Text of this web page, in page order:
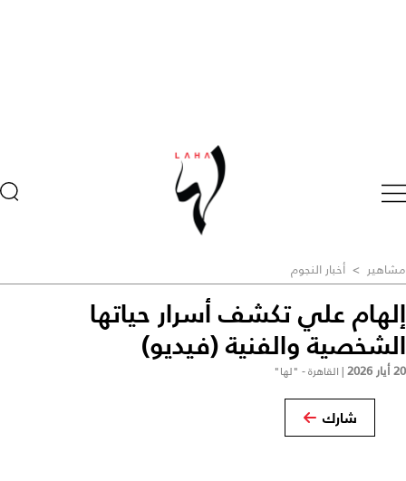
مشاهير > أخبار النجوم
إلهام علي تكشف أسرار حياتها
الشخصية والفنية (فيديو)
20 أيار 2026 | القاهرة - "لها"
شارك